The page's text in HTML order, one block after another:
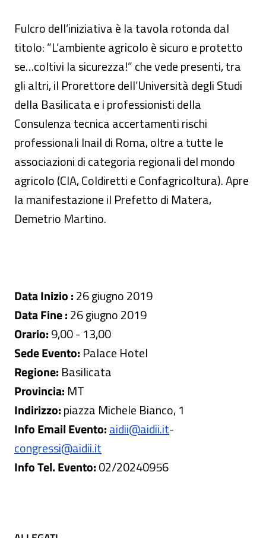
Fulcro dell’iniziativa è la tavola rotonda dal
titolo: ”L’ambiente agricolo è sicuro e protetto
se…coltivi la sicurezza!” che vede presenti, tra
gli altri, il Prorettore dell’Università degli Studi
della Basilicata e i professionisti della
Consulenza tecnica accertamenti rischi
professionali Inail di Roma, oltre a tutte le
associazioni di categoria regionali del mondo
agricolo (CIA, Coldiretti e Confagricoltura). Apre
la manifestazione il Prefetto di Matera,
Demetrio Martino.
Data Inizio :26 giugno 2019
Data Fine :26 giugno 2019
Orario:9,00 - 13,00
Sede Evento: Palace Hotel
Regione: Basilicata
Provincia: MT
Indirizzo:piazza Michele Bianco, 1
Info Email Evento:aidii@aidii.it-
congressi@aidii.it
Info Tel. Evento:02/20240956